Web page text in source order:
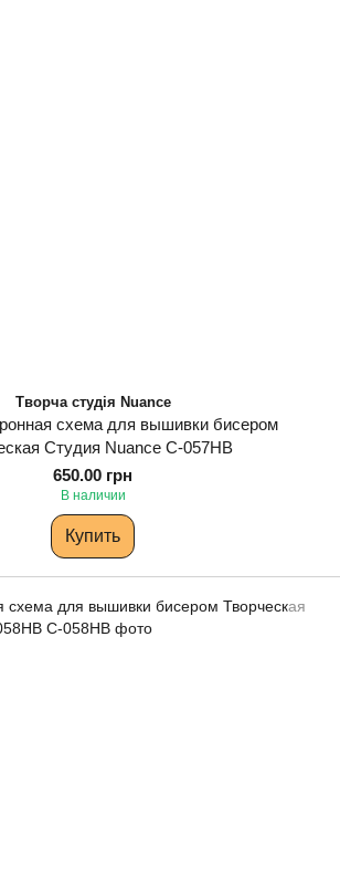
Творча студія Nuance
схема для вышивки бисером
Студия Nuance С-057НВ
650.00 грн
В наличии
Купить